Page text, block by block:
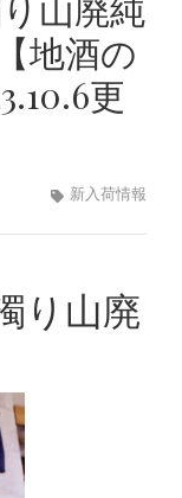
山廃純
地酒の
更
新入荷情報
り山廃